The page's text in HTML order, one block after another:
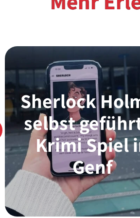
Sherlock
selbst
Krimi Spiel
Genf
Mehr Erfahren